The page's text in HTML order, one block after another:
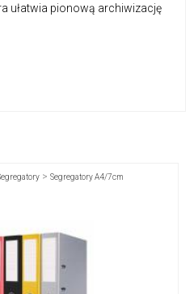
ułatwia pionową archiwizację
> Segregatory A4/7cm